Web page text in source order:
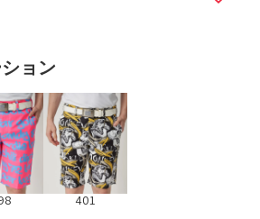
ョン
401